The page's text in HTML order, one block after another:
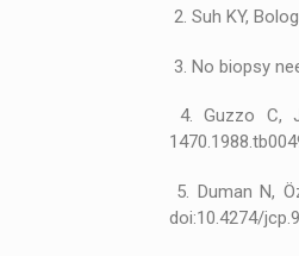
2. Suh KY,
3. No biopsy
4. Guzzo C,
5. Duman N,
doi:10.4274/